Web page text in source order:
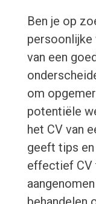
Ben je op
van een
om
potentiële
het CV van
geeft tips
effectief CV